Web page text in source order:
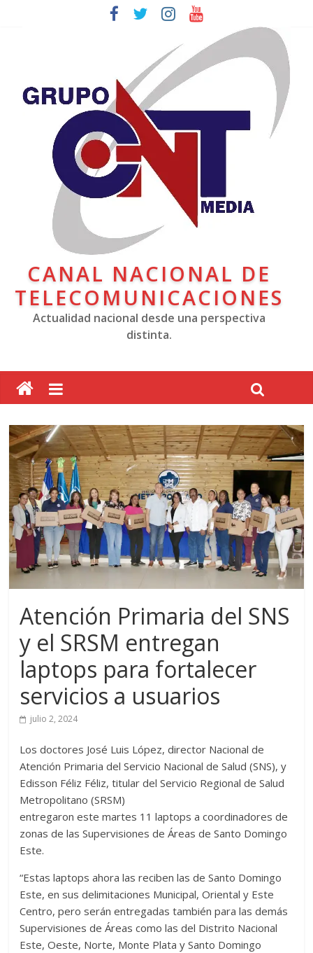
CANAL NACIONAL DE
TELECOMUNICACIONES
Actualidad nacional desde una perspectiva
distinta.
Atención Primaria del SNS
y el SRSM entregan
laptops para fortalecer
servicios a usuarios
julio 2, 2024
Los doctores José Luis López, director Nacional de
Atención Primaria del Servicio Nacional de Salud (SNS), y
Edisson Féliz Féliz, titular del Servicio Regional de Salud
Metropolitano (SRSM)
entregaron este martes 11 laptops a coordinadores de
zonas de las Supervisiones de Áreas de Santo Domingo
Este.
“Estas laptops ahora las reciben las de Santo Domingo
Este, en sus delimitaciones Municipal, Oriental y Este
Centro, pero serán entregadas también para las demás
Supervisiones de Áreas como las del Distrito Nacional
Este, Oeste, Norte, Monte Plata y Santo Domingo